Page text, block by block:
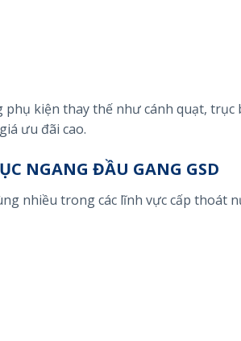
kiện thay thế như cánh quạt,
ưu đãi cao.
NGANG ĐẦU GANG GSD
nhiều trong các lĩnh vực cấp thoát